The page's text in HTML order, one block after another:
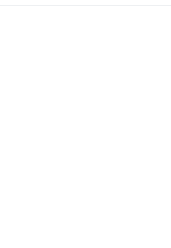
altri ci aiutano a migliorare questo sito
cookie e sui vostri diritti di utente qui: